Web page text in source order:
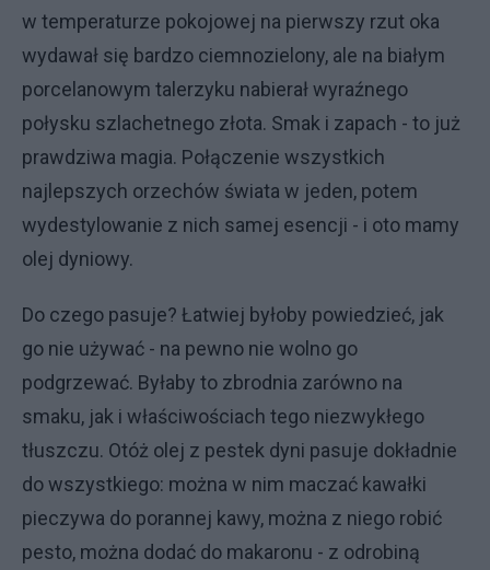
w temperaturze pokojowej na pierwszy rzut oka
wydawał się bardzo ciemnozielony, ale na białym
porcelanowym talerzyku nabierał wyraźnego
połysku szlachetnego złota. Smak i zapach - to już
prawdziwa magia. Połączenie wszystkich
najlepszych orzechów świata w jeden, potem
wydestylowanie z nich samej esencji - i oto mamy
olej dyniowy.
Do czego pasuje? Łatwiej byłoby powiedzieć, jak
go nie używać - na pewno nie wolno go
podgrzewać. Byłaby to zbrodnia zarówno na
smaku, jak i właściwościach tego niezwykłego
tłuszczu. Otóż olej z pestek dyni pasuje dokładnie
do wszystkiego: można w nim maczać kawałki
pieczywa do porannej kawy, można z niego robić
pesto, można dodać do makaronu - z odrobiną